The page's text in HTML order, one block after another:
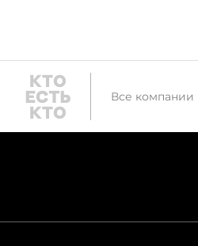
Все компании